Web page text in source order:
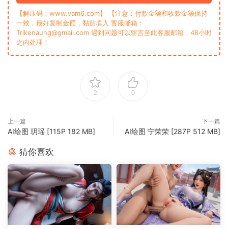
【解压码：www.vam6.com】 【注意：付款金额和收款金额保持
一致，最好复制金额，黏贴填入 客服邮箱：
Trikenaung@gmail.com 遇到问题可以留言至此客服邮箱，48小时
之内处理！
2 0
上一篇
AI绘图 玥瑶 [115P 182 MB]
下一篇
AI绘图 宁荣荣 [287P 512 MB]
猜你喜欢